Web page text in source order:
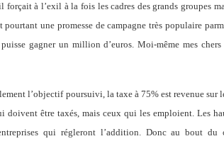
à l’exil à la fois les cadres des grands groupes
une promesse de campagne très populaire
gagner un million d’euros. Moi-même mes chers
l’objectif poursuivi, la taxe à 75% est revenue sur
doivent être taxés, mais ceux qui les emploient. Les
qui régleront l’addition. Donc au bout du